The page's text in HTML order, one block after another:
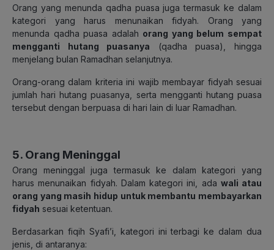
Orang yang menunda qadha puasa juga termasuk ke dalam
kategori yang harus menunaikan fidyah. Orang yang
menunda qadha puasa adalah orang yang belum sempat
mengganti hutang puasanya (qadha puasa), hingga
menjelang bulan Ramadhan selanjutnya.
Orang-orang dalam kriteria ini wajib membayar fidyah sesuai
jumlah hari hutang puasanya, serta mengganti hutang puasa
tersebut dengan berpuasa di hari lain di luar Ramadhan.
5. Orang Meninggal
Orang meninggal juga termasuk ke dalam kategori yang
harus menunaikan fidyah. Dalam kategori ini, ada wali atau
orang yang masih hidup untuk membantu membayarkan
fidyah sesuai ketentuan.
Berdasarkan fiqih Syafi’i, kategori ini terbagi ke dalam dua
jenis, di antaranya: